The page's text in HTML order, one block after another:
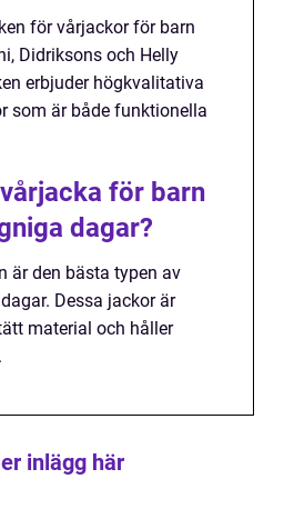
för vårjackor för barn
Didriksons och Helly
erbjuder högkvalitativa
som är både funktionella
för barn
dagar?
är den bästa typen av
Dessa jackor är
material och håller
inlägg här